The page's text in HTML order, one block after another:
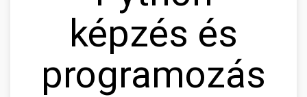
képzés és
programozás